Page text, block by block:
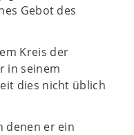
Gebot des
Kreis der
in seinem
dies nicht üblich
denen er ein